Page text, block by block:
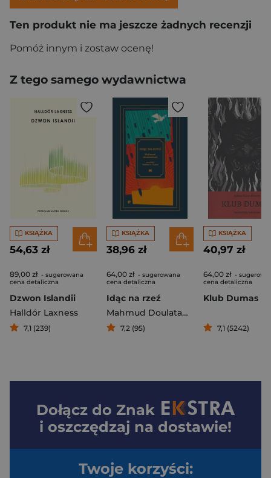
Ten produkt nie ma jeszcze żadnych recenzji
Pomóż innym i zostaw ocenę!
Z tego samego wydawnictwa
KSIĄŻKA
54,63 zł
89,00 zł - sugerowana
cena detaliczna
Dzwon Islandii
Halldór Laxness
7,1 (239)
KSIĄŻKA
38,96 zł
64,00 zł - sugerowana
cena detaliczna
Idąc na rzeź
Mahmud Doulatabadi
7,2 (95)
KSIĄŻKA
40,97 zł
64,00 zł -
cena detaliczna
Klub Dumas
7,1 (5242)
Dołącz do Znak
i oszczędzaj na dostawie!
Twoje korzyści: